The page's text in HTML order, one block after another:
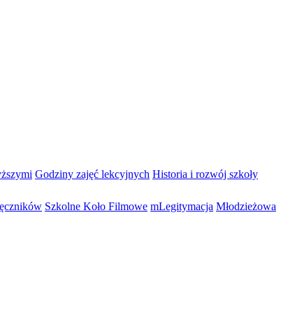
Godziny zajęć lekcyjnych Historia i rozwój szkoły
Szkolne Koło Filmowe mLegitymacja Młodzieżowa